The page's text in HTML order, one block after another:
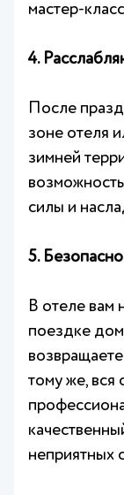
мастер-
4.
После
зоне отеля
зимней
силы и
5.
В отеле вам
поездке
тому же, вся
неприятных